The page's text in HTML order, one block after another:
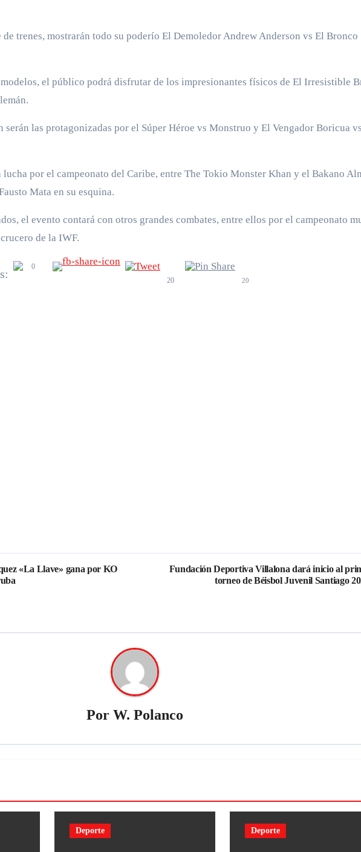
de trenes, mostrarán todo su poderío El Demoledor Andrew Anderson vs El Bronco
el público podrá disfrutar de los impresionantes físicos de El Irresistible
serán las protagonizadas por el Súper Héroe vs Monstruo y El Vengador Boricua
por el campeonato del Caribe, entre The Tokio Monster Khan y el Bakano
Mata en su esquina.
el evento contará con otros grandes combates, entre ellos por el campeonato
de la IWF.
0
20
20
«La Llave» gana por KO
Fundación Deportiva Villalona dará inicio al
torneo de Béisbol Juvenil Santiago
Por W. Polanco
Deporte Deporte